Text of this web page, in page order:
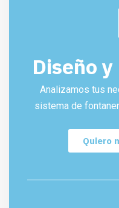
Diseño
Analizamos tus
sistema de
Quiero